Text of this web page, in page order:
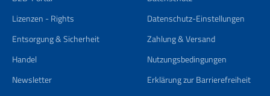
Lizenzen - Rights
Entsorgung & Sicherheit
Handel
Newsletter
Datenschutz-Einstellungen
Zahlung & Versand
Nutzungsbedingungen
Erklärung zur Barrierefreiheit